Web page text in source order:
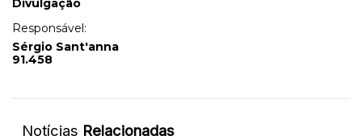
Divulgação
Responsável:
Sérgio Sant'anna
91.458
Notícias Relacionadas